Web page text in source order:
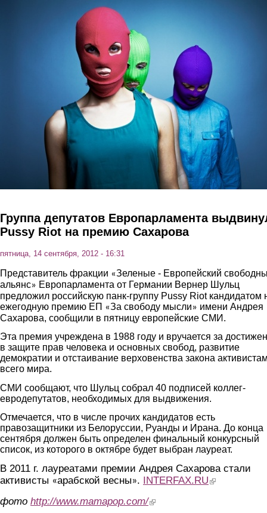
Перейти к основному содержанию
Группа депутатов Европарламента
Pussy Riot на премию Сахарова
пятница, 14 сентября, 2012 - 16:31
Представитель фракции «Зеленые - Европейский
альянс» Европарламента от Германии Вернер Шульц
предложил российскую панк-группу Pussy Riot кандидатом
ежегодную премию ЕП «За свободу мысли» имени Андрея
Сахарова, сообщили в пятницу европейские СМИ.
Эта премия учреждена в 1988 году и вручается за
в защите прав человека и основных свобод, развитие
демократии и отстаивание верховенства закона
всего мира.
СМИ сообщают, что Шульц собрал 40 подписей коллег-
евродепутатов, необходимых для выдвижения.
Отмечается, что в числе прочих кандидатов есть
правозащитники из Белоруссии, Руанды и Ирана. До конца
сентября должен быть определен финальный конкурсный
список, из которого в октябре будет выбран лауреат.
В 2011 г. лауреатами премии Андрея Сахарова стали
активисты «арабской весны». INTERFAX.RU (link is external)
фото http://www.mamapop.com/(link is external)